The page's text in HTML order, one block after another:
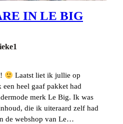
IN LE BIG
Laatst liet ik jullie op
een heel gaaf pakket had
merk Le Big. Ik was
die ik uiteraard zelf had
de webshop van Le…